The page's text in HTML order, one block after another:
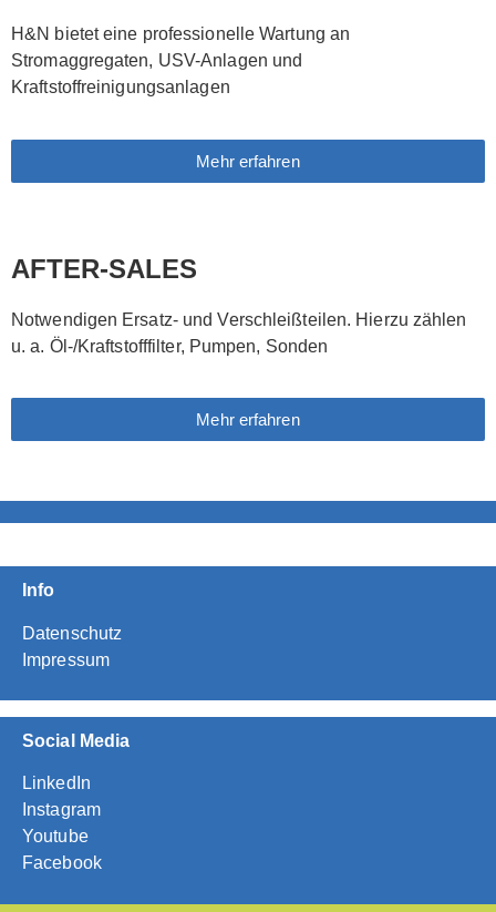
H&N bietet eine professionelle Wartung an
Stromaggregaten, USV-Anlagen und
Kraftstoffreinigungsanlagen
Mehr erfahren
AFTER-SALES
Notwendigen Ersatz- und Verschleißteilen. Hierzu zählen
u. a. Öl-/Kraftstofffilter, Pumpen, Sonden
Mehr erfahren
Info
Datenschutz
Impressum
Social Media
LinkedIn
Instagram
Youtube
Facebook